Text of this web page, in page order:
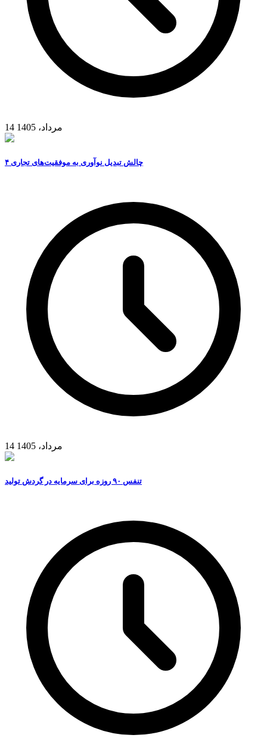
14 مرداد، 1405
۴ چالش تبدیل نوآوری به موفقیت‌های تجاری
14 مرداد، 1405
تنفس ۹۰ روزه برای سرمایه در گردش تولید